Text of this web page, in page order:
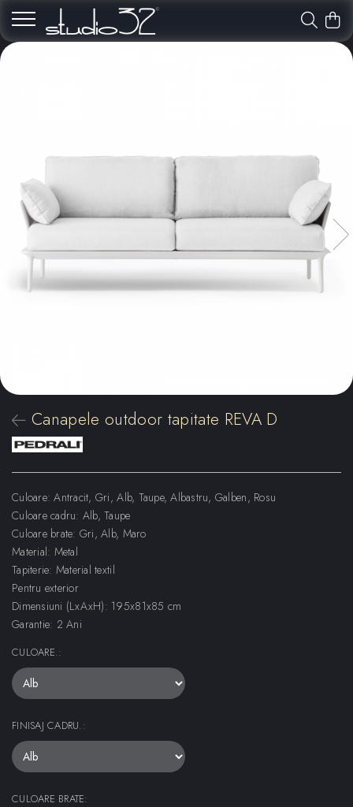
Canapele outdoor tapitate REVA D
Culoare: Antracit, Gri, Alb, Taupe, Albastru, Galben, Rosu
Culoare cadru: Alb, Taupe
Culoare brate: Gri, Alb, Maro
Material: Metal
Tapiterie: Material textil
Pentru exterior
Dimensiuni (LxAxH): 195x81x85 cm
Garantie: 2 Ani
CULOARE.:
FINISAJ CADRU. :
CULOARE BRATE: